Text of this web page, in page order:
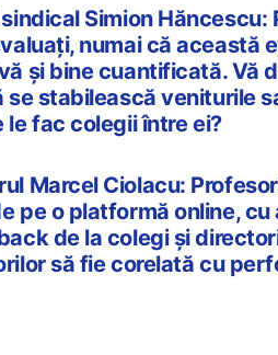
Simion
numai că această
și bine cuantificată. Vă
se stabilească veniturile
le fac colegii între ei?
Marcel Ciolacu:
pe o platformă online,
de la colegi şi
să fie corelată cu